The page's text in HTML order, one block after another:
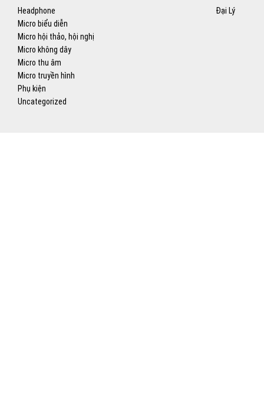
Headphone
Micro biểu diễn
Micro hội thảo, hội nghị
Micro không dây
Micro thu âm
Micro truyền hình
Phụ kiện
Uncategorized
Đại Lý